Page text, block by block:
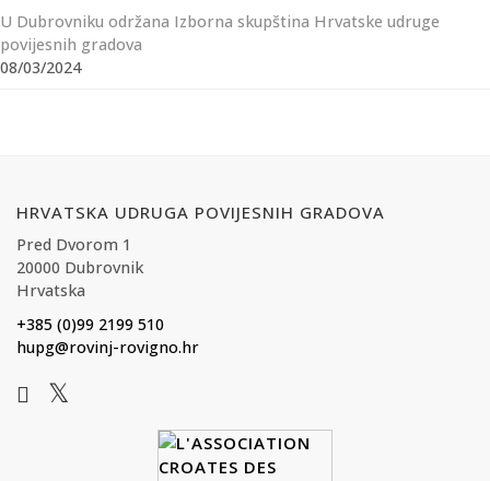
U Dubrovniku održana Izborna skupština Hrvatske udruge
povijesnih gradova
08/03/2024
HRVATSKA UDRUGA POVIJESNIH GRADOVA
Pred Dvorom 1
20000 Dubrovnik
Hrvatska
+385 (0)99 2199 510
hupg@rovinj-rovigno.hr